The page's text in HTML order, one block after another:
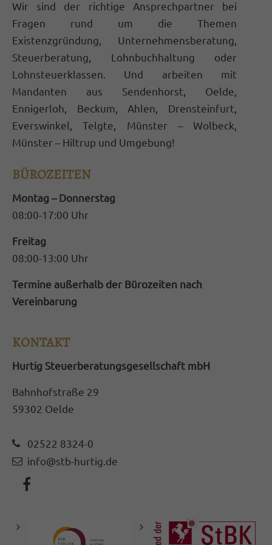
magnis dis parturient montes, nascetur
ridiculus mus. Donec quam felis, ultricies
nec.
Wir sind der richtige Ansprechpartner bei
Fragen rund um die Themen
Existenzgründung, Unternehmensberatung,
Steuerberatung, Lohnbuchhaltung oder
Lohnsteuerklassen. Und arbeiten mit
Mandanten aus Sendenhorst, Oelde,
Ennigerloh, Beckum, Ahlen, Drensteinfurt,
Everswinkel, Telgte, Münster – Wolbeck,
Münster – Hiltrup und Umgebung!
BÜROZEITEN
Montag – Donnerstag
08:00-17:00 Uhr
Freitag
08:00-13:00 Uhr
Termine außerhalb der Bürozeiten nach
Vereinbarung
KONTAKT
Hurtig Steuerberatungsgesellschaft mbH
Bahnhofstraße 29
59302 Oelde
02522 8324-0
info@stb-hurtig.de